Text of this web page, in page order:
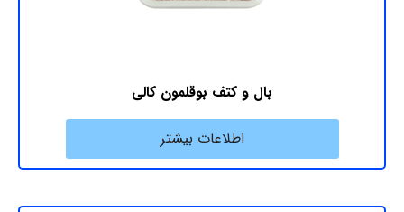
بال و کتف بوقلمون کالی
اطلاعات بیشتر